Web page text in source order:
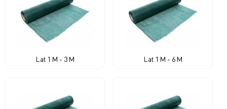
Lat 1 M - 3 M Lat 1 M - 6 M